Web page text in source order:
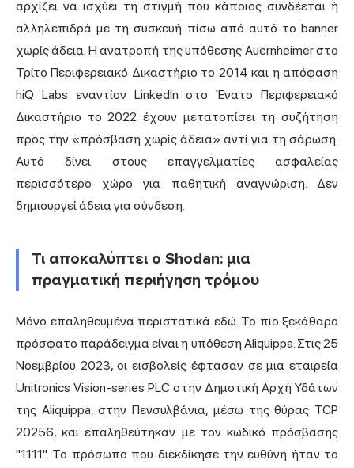
αρχίζει να ισχύει τη στιγμή που κάποιος συνδέεται ή
αλληλεπιδρά με τη συσκευή πίσω από αυτό το banner
χωρίς άδεια. Η ανατροπή της υπόθεσης Auernheimer στο
Τρίτο Περιφερειακό Δικαστήριο το 2014 και η απόφαση
hiQ Labs εναντίον LinkedIn στο Ένατο Περιφερειακό
Δικαστήριο το 2022 έχουν μετατοπίσει τη συζήτηση
προς την «πρόσβαση χωρίς άδεια» αντί για τη σάρωση.
Αυτό δίνει στους επαγγελματίες ασφαλείας
περισσότερο χώρο για παθητική αναγνώριση. Δεν
δημιουργεί άδεια για σύνδεση.
Τι αποκαλύπτει ο Shodan: μια
πραγματική περιήγηση τρόμου
Μόνο επαληθευμένα περιστατικά εδώ. Το πιο ξεκάθαρο
πρόσφατο παράδειγμα είναι η υπόθεση Aliquippa. Στις 25
Νοεμβρίου 2023, οι εισβολείς έφτασαν σε μια εταιρεία
Unitronics Vision-series PLC στην Δημοτική Αρχή Υδάτων
της Aliquippa, στην Πενσυλβάνια, μέσω της θύρας TCP
20256, και επαληθεύτηκαν με τον κωδικό πρόσβασης
"1111". Το πρόσωπο που διεκδίκησε την ευθύνη ήταν το